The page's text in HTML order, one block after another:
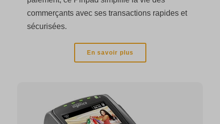
commerçants avec ses transactions rapides et
sécurisées.
En savoir plus